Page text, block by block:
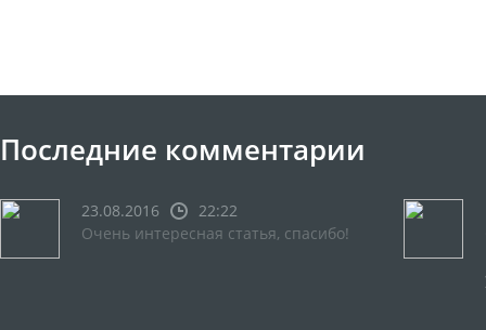
Последние комментарии
23.08.2016
22:22
Очень интересная статья, спасибо!